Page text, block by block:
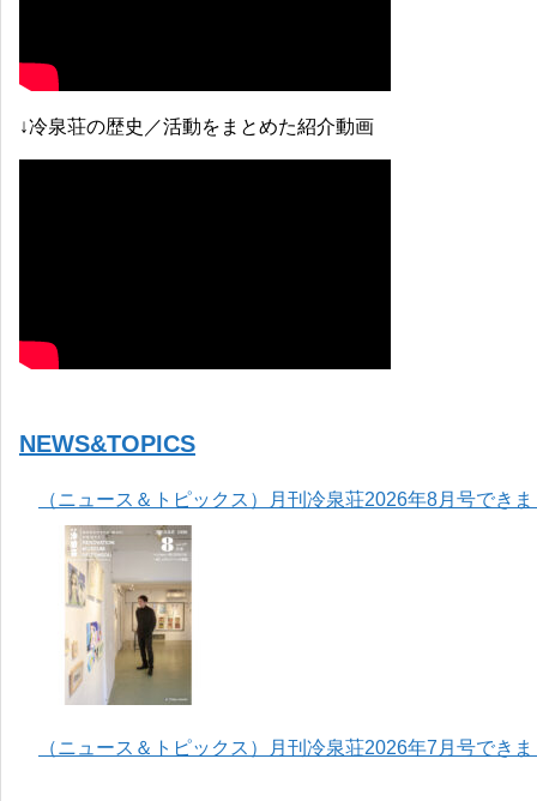
↓冷泉荘の歴史／活動をまとめた紹介動画
NEWS&TOPICS
（ニュース＆トピックス）月刊冷泉荘2026年8月号でき
（ニュース＆トピックス）月刊冷泉荘2026年7月号でき